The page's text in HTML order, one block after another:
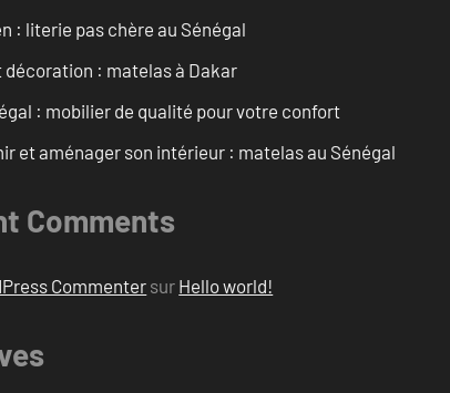
: literie pas chère au Sénégal
décoration : matelas à Dakar
: mobilier de qualité pour votre confort
et aménager son intérieur : matelas au Sénégal
Comments
Commenter sur Hello world!